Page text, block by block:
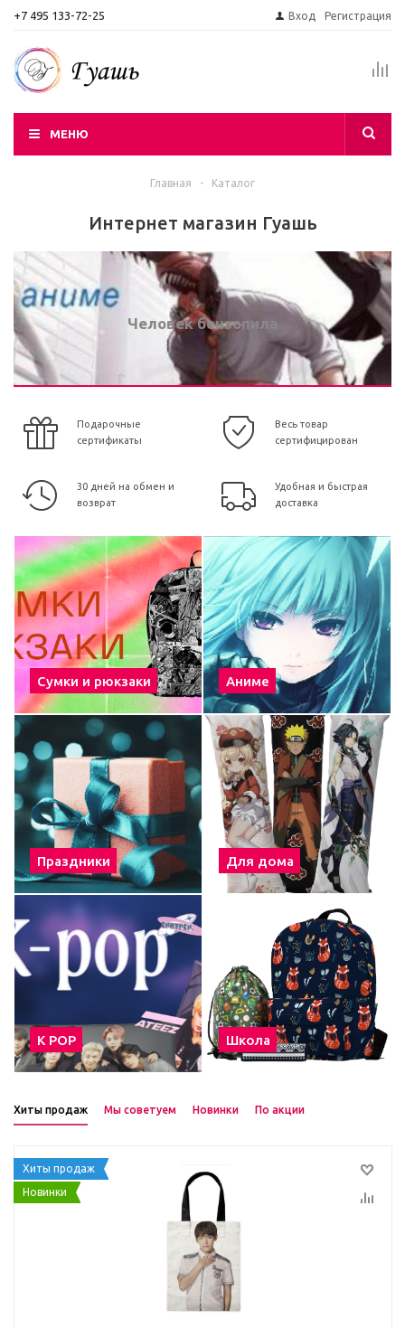
+7 495 133-72-25 Вход Регистрация
МЕНЮ
Главная - Каталог
Интернет магазин Гуашь
Человек бензопила
Подарочные
сертификаты
Весь товар
сертифицирован
30 дней на обмен и
возврат
Удобная и быстрая
доставка
Сумки и рюкзаки Аниме
Праздники Для дома
К POP Школа
Хиты продаж Мы советуем Новинки По акции
Хиты продаж
Новинки